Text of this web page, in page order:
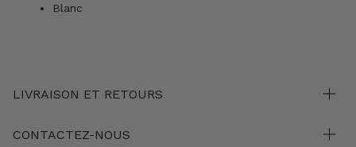
Blanc
LIVRAISON ET RETOURS
CONTACTEZ-NOUS